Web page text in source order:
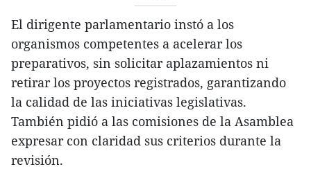
El dirigente parlamentario instó a los
organismos competentes a acelerar los
preparativos, sin solicitar aplazamientos ni
retirar los proyectos registrados, garantizando
la calidad de las iniciativas legislativas.
También pidió a las comisiones de la Asamblea
expresar con claridad sus criterios durante la
revisión.